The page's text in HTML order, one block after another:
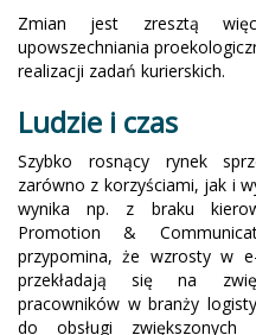
Zmian jest zresztą
upowszechniania
realizacji zadań kurierskich.
Ludzie i czas
Szybko rosnący rynek
zarówno z korzyściami, jak i
wynika np. z braku
Promotion &
przypomina, że wzrosty w
przekładają się na
pracowników w branży
do obsługi